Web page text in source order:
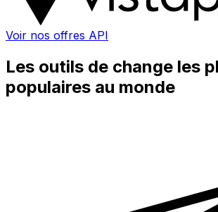
Voir nos offres API
Les outils de change les
populaires au monde